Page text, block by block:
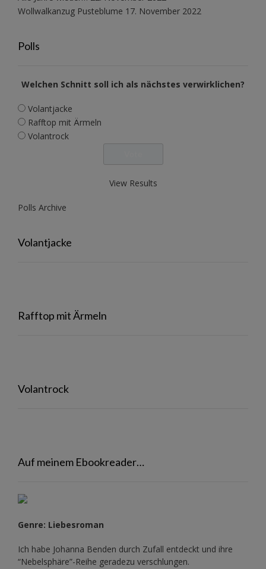
Wollwalkanzug Pusteblume 17. November 2022
Polls
Welchen Schnitt soll ich als nächstes verwirklichen?
Volantjacke
Rafftop mit Ärmeln
Volantrock
View Results
Polls Archive
Volantjacke
Rafftop mit Ärmeln
Volantrock
Auf meinem Ebookreader…
Genre: Liebesroman
Ich habe Johanna Benden durch Zufall entdeckt und ihre
“Nebelsphäre”-Reihe geradezu verschlungen.